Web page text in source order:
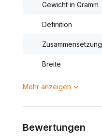
Gewicht in Gramm
Definition
Zusammensetzung
Breite
Mehr anzeigen
Bewertungen